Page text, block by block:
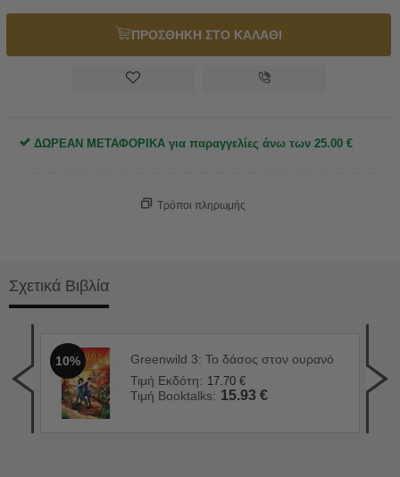
ΠΡΟΣΘΗΚΗ ΣΤΟ ΚΑΛΑΘΙ
ΔΩΡΕΑΝ ΜΕΤΑΦΟΡΙΚΑ για παραγγελίες άνω των 25.00 €
Τρόποι πληρωμής
Σχετικά Βιβλία
10%
Greenwild 3: Το δάσος στον ουρανό
Τιμή Εκδότη: 17.70 €
Τιμή Booktalks: 15.93 €